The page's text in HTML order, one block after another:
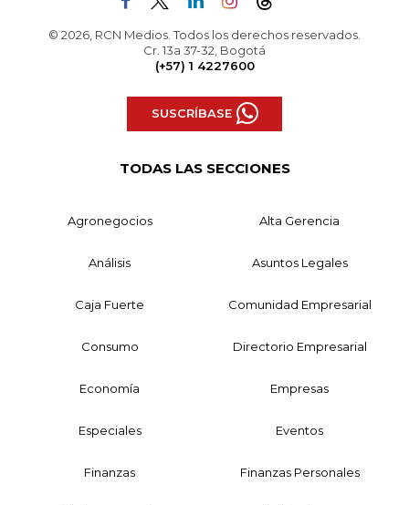
© 2026, RCN Medios. Todos los derechos reservados.
Cr. 13a 37-32, Bogotá
(+57) 1 4227600
SUSCRÍBASE
TODAS LAS SECCIONES
Agronegocios Alta Gerencia
Análisis Asuntos Legales
Caja Fuerte Comunidad Empresarial
Consumo Directorio Empresarial
Economía Empresas
Especiales Eventos
Finanzas Finanzas Personales